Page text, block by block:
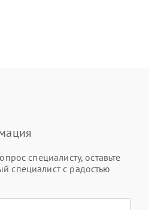
специалисту, оставьте
специалист с радостью